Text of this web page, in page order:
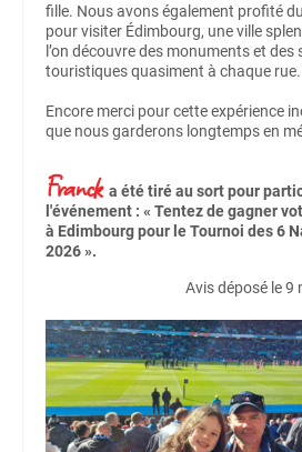
fille. Nous avons également profité
pour visiter Édimbourg, une ville
l’on découvre des monuments et des
touristiques quasiment à chaque rue.
Encore merci pour cette expérience
que nous garderons longtemps en
Franck a été tiré au sort pour
l'événement : « Tentez de gagner
à Edimbourg pour le Tournoi des 6
2026 ».
Avis déposé le 9